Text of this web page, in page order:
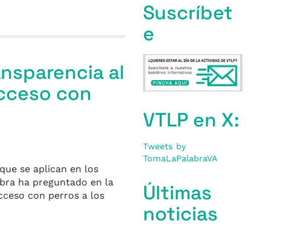
al
con
se aplican en los
ha preguntado en la
con perros a los
Suscríbet
e
VTLP en X:
Tweets by
TomaLaPalabraVA
Últimas
noticias